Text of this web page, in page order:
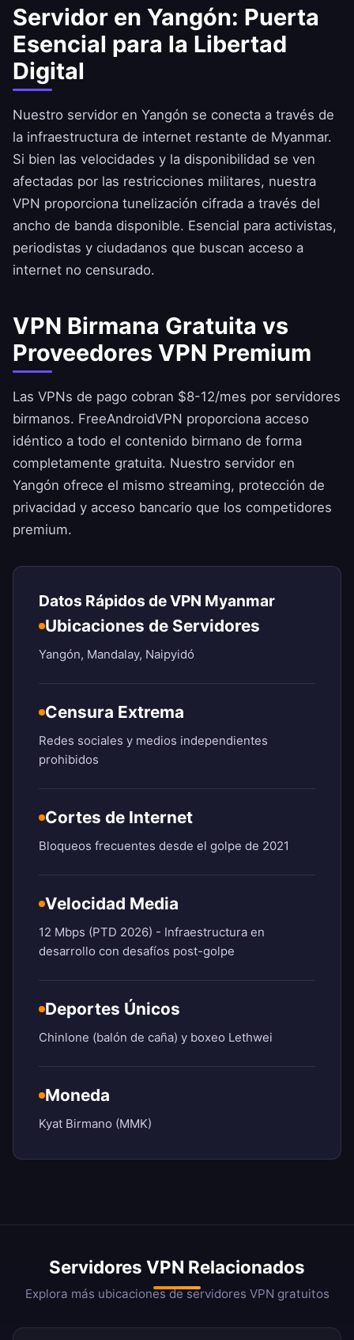
Servidor en Yangón: Puerta
Esencial para la Libertad
Digital
Nuestro servidor en Yangón se conecta a través de
la infraestructura de internet restante de Myanmar.
Si bien las velocidades y la disponibilidad se ven
afectadas por las restricciones militares, nuestra
VPN proporciona tunelización cifrada a través del
ancho de banda disponible. Esencial para activistas,
periodistas y ciudadanos que buscan acceso a
internet no censurado.
VPN Birmana Gratuita vs
Proveedores VPN Premium
Las VPNs de pago cobran $8-12/mes por servidores
birmanos. FreeAndroidVPN proporciona acceso
idéntico a todo el contenido birmano de forma
completamente gratuita. Nuestro servidor en
Yangón ofrece el mismo streaming, protección de
privacidad y acceso bancario que los competidores
premium.
Datos Rápidos de VPN Myanmar
Ubicaciones de Servidores
Yangón, Mandalay, Naipyidó
Censura Extrema
Redes sociales y medios independientes
prohibidos
Cortes de Internet
Bloqueos frecuentes desde el golpe de 2021
Velocidad Media
12 Mbps (PTD 2026) - Infraestructura en
desarrollo con desafíos post-golpe
Deportes Únicos
Chinlone (balón de caña) y boxeo Lethwei
Moneda
Kyat Birmano (MMK)
Servidores VPN Relacionados
Explora más ubicaciones de servidores VPN gratuitos